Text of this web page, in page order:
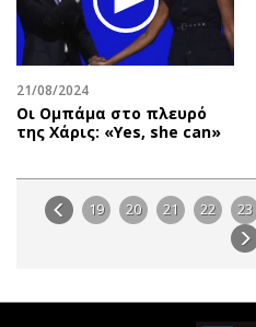
21/08/2024
Οι Ομπάμα στο πλευρό
της Χάρις: «Yes, she can»
19 20 21 22 23